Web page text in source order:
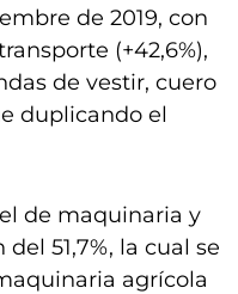
de 2019, con
(+42,6%),
de vestir, cuero
duplicando el
de maquinaria y
51,7%, la cual se
agrícola